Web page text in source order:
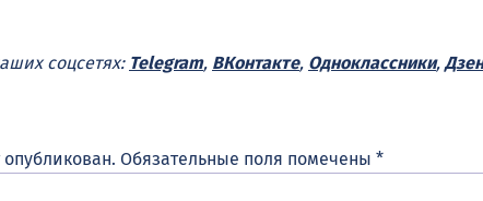
соцсетях: Telegram, ВКонтакте, Одноклассники, Дзен
Обязательные поля помечены *